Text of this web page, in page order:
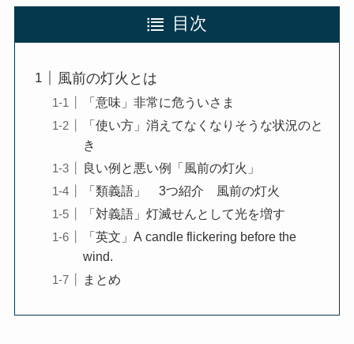
目次
風前の灯火とは
「意味」非常に危ういさま
「使い方」消えてなくなりそうな状況のと
き
良い例と悪い例「風前の灯火」
「類義語」 3つ紹介 風前の灯火
「対義語」灯滅せんとして光を増す
「英文」A candle flickering before the
wind.
まとめ